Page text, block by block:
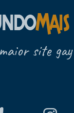
site